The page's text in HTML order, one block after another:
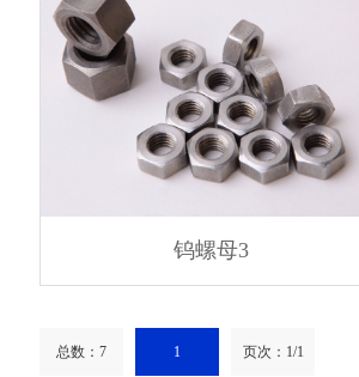
钨螺母3
总数：7 1 页次：1/1